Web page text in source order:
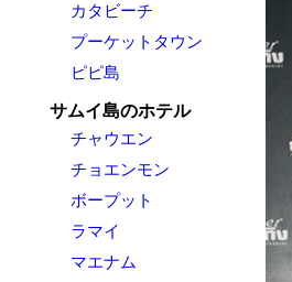
カタビーチ
プーケットタウン
ピピ島
サムイ島のホテル
チャウエン
チョエンモン
ボープット
ラマイ
マエナム